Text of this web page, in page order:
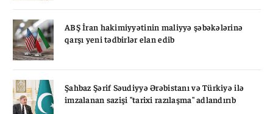
ABŞ İran hakimiyyətinin maliyyə şəbəkələrinə
qarşı yeni tədbirlər elan edib
Şahbaz Şərif Səudiyyə Ərəbistanı və Türkiyə ilə
imzalanan sazişi "tarixi razılaşma" adlandırıb